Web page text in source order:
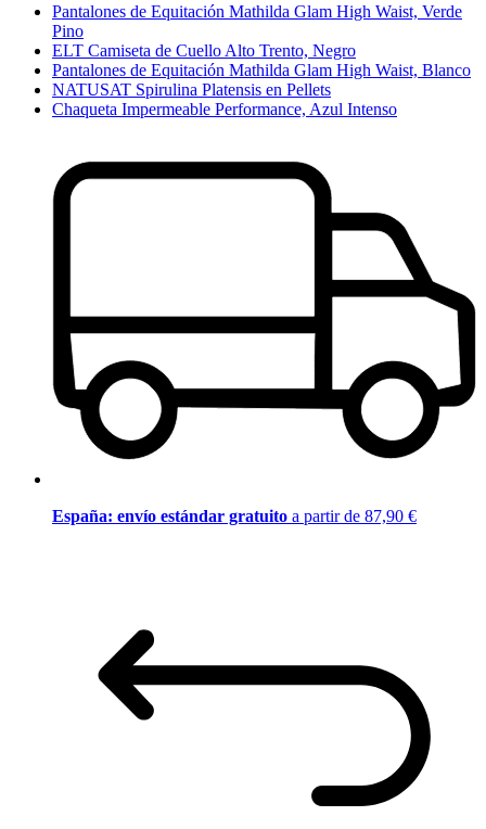
Pantalones de Equitación Mathilda Glam High Waist, Verde
Pino
ELT Camiseta de Cuello Alto Trento, Negro
Pantalones de Equitación Mathilda Glam High Waist, Blanco
NATUSAT Spirulina Platensis en Pellets
Chaqueta Impermeable Performance, Azul Intenso
España: envío estándar gratuito a partir de 87,90 €